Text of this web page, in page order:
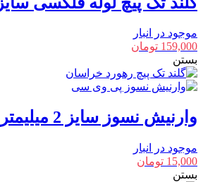
موجود در انبار
159,000 تومان
بستن
وارنیش نسوز سایز 2 میلیمتر
موجود در انبار
15,000 تومان
بستن